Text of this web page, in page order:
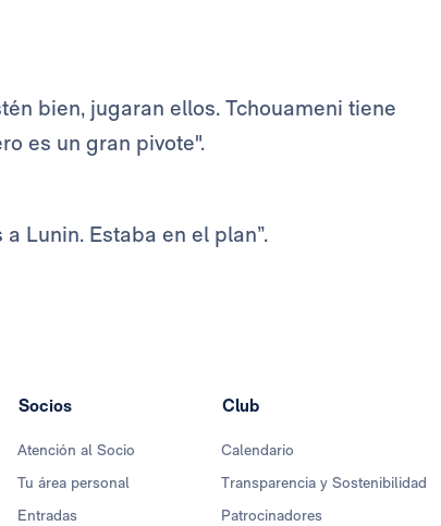
bien, jugaran ellos. Tchouameni tiene
es un gran pivote".
Lunin. Estaba en el plan”.
Socios
Atención al Socio
Tu área personal
Entradas
Club
Calendario
Transparencia y Sostenibilidad
Patrocinadores